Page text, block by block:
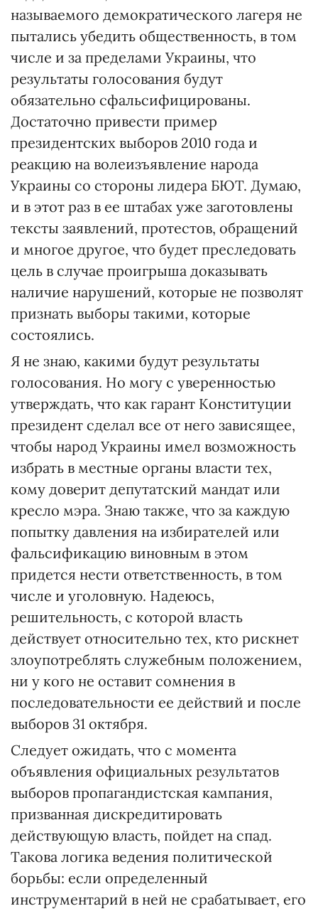
называемого демократического лагеря не
пытались убедить общественность, в том
числе и за пределами Украины, что
результаты голосования будут
обязательно сфальсифицированы.
Достаточно привести пример
президентских выборов 2010 года и
реакцию на волеизъявление народа
Украины со стороны лидера БЮТ. Думаю,
и в этот раз в ее штабах уже заготовлены
тексты заявлений, протестов, обращений
и многое другое, что будет преследовать
цель в случае проигрыша доказывать
наличие нарушений, которые не позволят
признать выборы такими, которые
состоялись.
Я не знаю, какими будут результаты
голосования. Но могу с уверенностью
утверждать, что как гарант Конституции
президент сделал все от него зависящее,
чтобы народ Украины имел возможность
избрать в местные органы власти тех,
кому доверит депутатский мандат или
кресло мэра. Знаю также, что за каждую
попытку давления на избирателей или
фальсификацию виновным в этом
придется нести ответственность, в том
числе и уголовную. Надеюсь,
решительность, с которой власть
действует относительно тех, кто рискнет
злоупотреблять служебным положением,
ни у кого не оставит сомнения в
последовательности ее действий и после
выборов 31 октября.
Следует ожидать, что с момента
объявления официальных результатов
выборов пропагандистская кампания,
призванная дискредитировать
действующую власть, пойдет на спад.
Такова логика ведения политической
борьбы: если определенный
инструментарий в ней не срабатывает, его